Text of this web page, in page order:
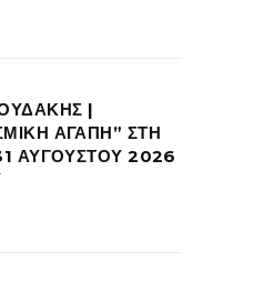
|
ΑΓΑΠΗ” ΣΤΗ
ΑΥΓΟΥΣΤΟΥ 2026